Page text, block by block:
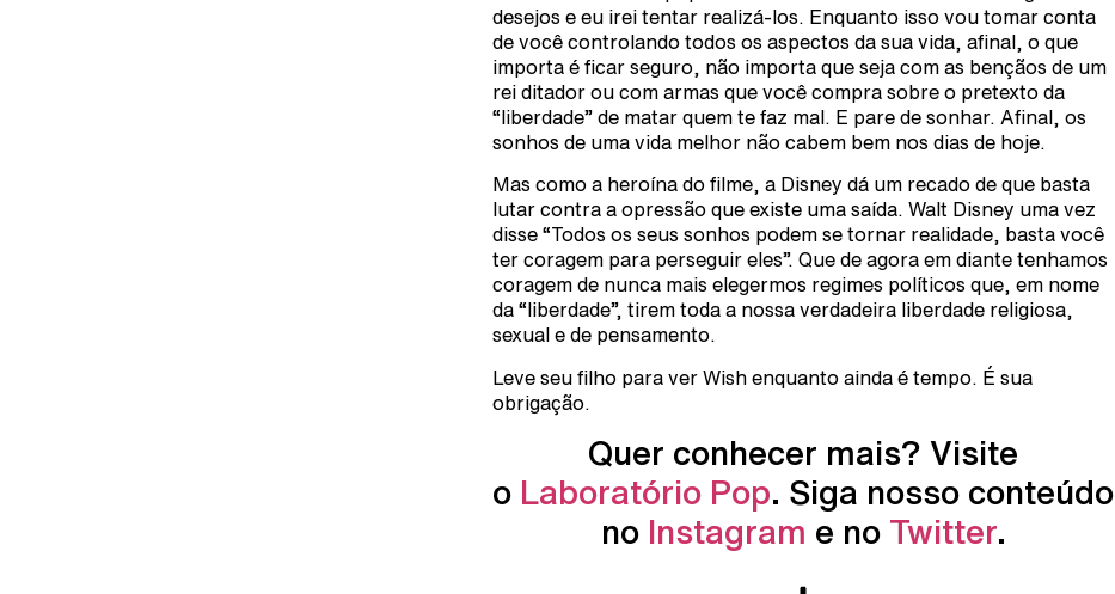
desejos e eu irei tentar realizá-los. Enquanto isso vou tomar conta
de você controlando todos os aspectos da sua vida, afinal, o que
importa é ficar seguro, não importa que seja com as bençãos de um
rei ditador ou com armas que você compra sobre o pretexto da
“liberdade” de matar quem te faz mal. E pare de sonhar. Afinal, os
sonhos de uma vida melhor não cabem bem nos dias de hoje.
Mas como a heroína do filme, a Disney dá um recado de que basta
lutar contra a opressão que existe uma saída. Walt Disney uma vez
disse “Todos os seus sonhos podem se tornar realidade, basta você
ter coragem para perseguir eles”. Que de agora em diante tenhamos
coragem de nunca mais elegermos regimes políticos que, em nome
da “liberdade”, tirem toda a nossa verdadeira liberdade religiosa,
sexual e de pensamento.
Leve seu filho para ver Wish enquanto ainda é tempo. É sua
obrigação.
Quer conhecer mais? Visite
o Laboratório Pop. Siga nosso conteúdo
no Instagram e no Twitter.